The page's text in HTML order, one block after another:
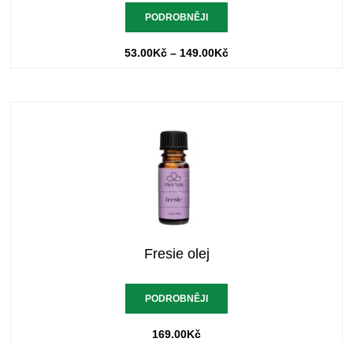
PODROBNĚJI
53.00Kč – 149.00Kč
Fresie olej
PODROBNĚJI
169.00Kč